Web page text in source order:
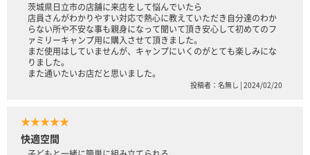
茨城県日立市の店舗に来店をして悩んでいたら
店員さんがわかりやすい対応で熱心に教えていただき自分達のわか
らない所や不安な事も親身になって聞いて頂き安心して初めてのフ
ァミリーキャンプ用に購入させて頂きました。
まだ使用はしていませんが、キャンプにいくのがとても楽しみにな
りました。
また通いたいお店だと思いました。
投稿者：名無し | 2024/02/20
★★★★★
快適空間